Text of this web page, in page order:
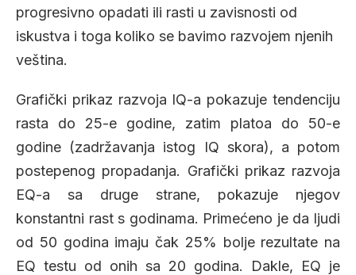
progresivno opadati ili rasti u zavisnosti od
iskustva i toga koliko se bavimo razvojem njenih
veština.
Grafički prikaz razvoja IQ-a pokazuje tendenciju
rasta do 25-e godine, zatim platoa do 50-e
godine (zadržavanja istog IQ skora), a potom
postepenog propadanja. Grafički prikaz razvoja
EQ-a sa druge strane, pokazuje njegov
konstantni rast s godinama. Primećeno je da ljudi
od 50 godina imaju čak 25% bolje rezultate na
EQ testu od onih sa 20 godina. Dakle, EQ je